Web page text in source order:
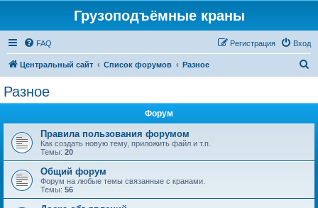
Грузоподъёмные краны
FAQ Вход
Регистрация
Центральный сайт Список форумов Разное
Разное
Форум
Правила пользования форумом
Как создать новую тему, приложить файл и т.п.
Темы: 20
Общий форум
Форум на любые темы связанные с кранами.
Темы: 56